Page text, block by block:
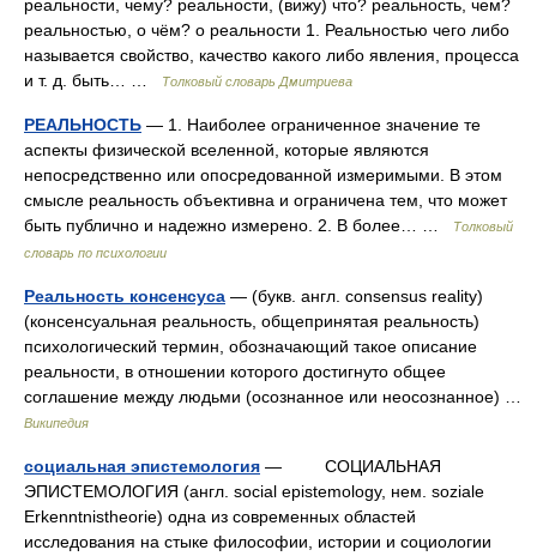
реальности, чему? реальности, (вижу) что? реальность, чем?
реальностью, о чём? о реальности 1. Реальностью чего либо
называется свойство, качество какого либо явления, процесса
и т. д. быть… …
Толковый словарь Дмитриева
РЕАЛЬНОСТЬ — 1. Наиболее ограниченное значение те
аспекты физической вселенной, которые являются
непосредственно или опосредованной измеримыми. В этом
смысле реальность объективна и ограничена тем, что может
быть публично и надежно измерено. 2. В более… …
Толковый
словарь по психологии
Реальность консенсуса — (букв. англ. consensus reality)
(консенсуальная реальность, общепринятая реальность)
психологический термин, обозначающий такое описание
реальности, в отношении которого достигнуто общее
соглашение между людьми (осознанное или неосознанное) …
Википедия
социальная эпистемология — СОЦИАЛЬНАЯ
ЭПИСТЕМОЛОГИЯ (англ. social epistemology, нем. soziale
Erkenntnistheorie) одна из современных областей
исследования на стыке философии, истории и социологии